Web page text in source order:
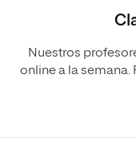
Nuestros
online a la semana.